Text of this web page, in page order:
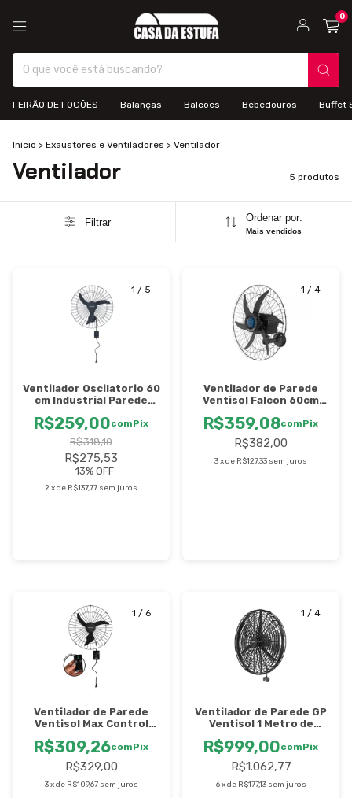
0
FEIRÃO DE FOGÕES Balanças Balcões Bebedouros Buffet
Início > Exaustores e Ventiladores > Ventilador
Ventilador 5 produtos
Filtrar Ordenar por:
Mais vendidos
1 / 5
Ventilador Oscilatorio 60
cm Industrial Parede
R$275,53
R$318,10
13% OFF
2 xde R$137,77 sem juros
R$259,00comPix
1 / 4
Ventilador de Parede
Ventisol Falcon 60cm
R$382,00
3xde R$127,33 sem juros
R$359,08comPix
1 / 6
Ventilador de Parede
Ventisol Max Control
Controle Remoto
R$329,00
3 xde R$109,67 sem juros
R$309,26comPix
1 / 4
Ventilador de Parede GP
Ventisol 1 Metro de
220V
R$1.062,77
6 xde R$177,13 sem juros
R$999,00comPix